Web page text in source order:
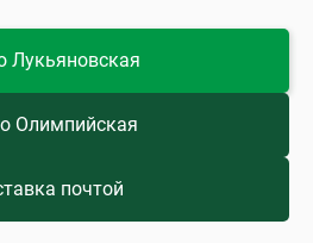
ев
Лукьяновская
Олимпийская
почтой